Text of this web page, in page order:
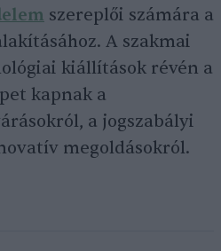
szereplői számára a
A szakmai
kiállítások révén a
kapnak a
a jogszabályi
megoldásokról.